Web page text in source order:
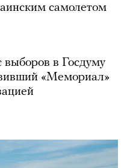
самолетом
выборов в Госдуму
«Мемориал»